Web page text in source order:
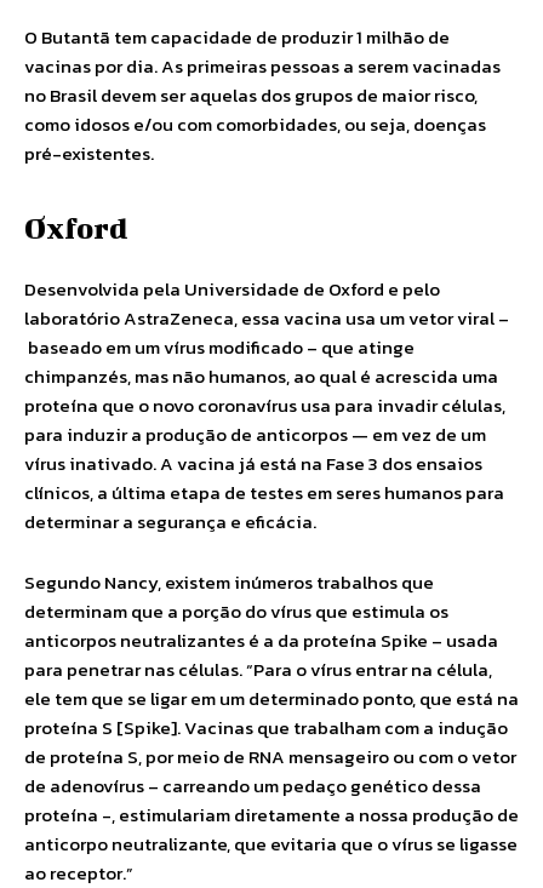
O Butantã tem capacidade de produzir 1 milhão de
vacinas por dia. As primeiras pessoas a serem vacinadas
no Brasil devem ser aquelas dos grupos de maior risco,
como idosos e/ou com comorbidades, ou seja, doenças
pré-existentes.
Oxford
Desenvolvida pela Universidade de Oxford e pelo
laboratório AstraZeneca, essa vacina usa um vetor viral –
baseado em um vírus modificado – que atinge
chimpanzés, mas não humanos, ao qual é acrescida uma
proteína que o novo coronavírus usa para invadir células,
para induzir a produção de anticorpos — em vez de um
vírus inativado. A vacina já está na Fase 3 dos ensaios
clínicos, a última etapa de testes em seres humanos para
determinar a segurança e eficácia.
Segundo Nancy, existem inúmeros trabalhos que
determinam que a porção do vírus que estimula os
anticorpos neutralizantes é a da proteína Spike – usada
para penetrar nas células. “Para o vírus entrar na célula,
ele tem que se ligar em um determinado ponto, que está na
proteína S [Spike]. Vacinas que trabalham com a indução
de proteína S, por meio de RNA mensageiro ou com o vetor
de adenovírus – carreando um pedaço genético dessa
proteína -, estimulariam diretamente a nossa produção de
anticorpo neutralizante, que evitaria que o vírus se ligasse
ao receptor.”